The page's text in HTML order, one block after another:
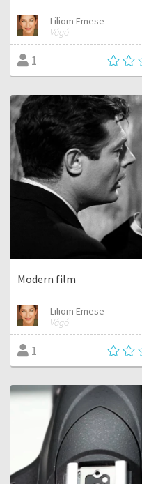
Liliom Emese
Vágó
1
Modern film
Liliom Emese
Vágó
1